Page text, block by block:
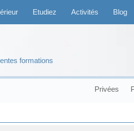
Etudiez Activités Blog
formations
Privées